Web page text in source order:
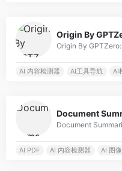
Origin By
Origin By GPTZero:
AI 内容检测器 AI工具导航 AI
Document
AI PDF AI 内容检测器 AI 图